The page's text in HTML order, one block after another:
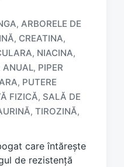
, ARBORELE DE
, CREATINA,
, NIACINA,
ANUAL, PIPER
, PUTERE
FIZICĂ, SALĂ DE
, TIROZINĂ,
care întărește
de rezistență